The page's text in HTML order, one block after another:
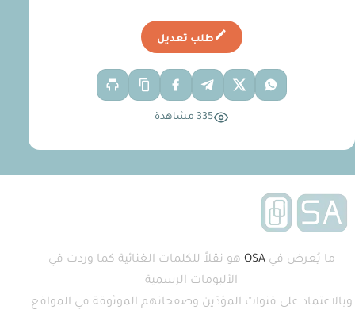
طلب تعديل
335 مشاهدة
ما يُعرض فيOSA هو نقلاً للكلمات الغنائية كما وردت في
الألبومات الرسمية
وبالاعتماد على قنوات المؤدّين وصفحاتهم الموثوقة في المواقع